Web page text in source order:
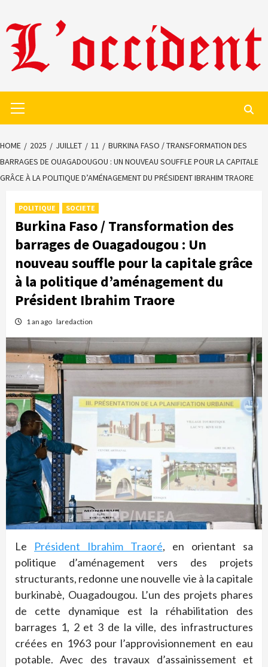
to
content
Menu
HOME 2025 JUILLET 11
BURKINA FASO / TRANSFORMATION DES
BARRAGES DE OUAGADOUGOU : UN NOUVEAU SOUFFLE POUR LA CAPITALE
GRÂCE À LA POLITIQUE D’AMÉNAGEMENT DU PRÉSIDENT IBRAHIM TRAORE
POLITIQUE SOCIETE
Burkina Faso / Transformation des
barrages de Ouagadougou : Un
nouveau souffle pour la capitale grâce
à la politique d’aménagement du
Président Ibrahim Traore
1 an ago laredaction
Le Président Ibrahim Traoré, en orientant sa
politique d’aménagement vers des projets
structurants, redonne une nouvelle vie à la capitale
burkinabè, Ouagadougou. L’un des projets phares
de cette dynamique est la réhabilitation des
barrages 1, 2 et 3 de la ville, des infrastructures
créées en 1963 pour l’approvisionnement en eau
potable. Avec des travaux d’assainissement et